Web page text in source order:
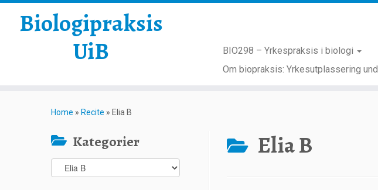
Biologipraksis
UiB
BIO298 – Yrkespraksis i biologi
Om biopraksis: Yrkesutplassering
Home » Recite » Elia B
Kategorier
Kategorier
Elia B